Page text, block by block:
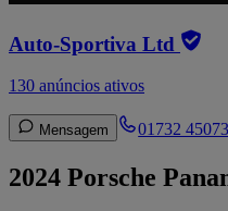
Auto-Sportiva Ltd
130 anúncios ativos
Mensagem 01732
2024 Porsche